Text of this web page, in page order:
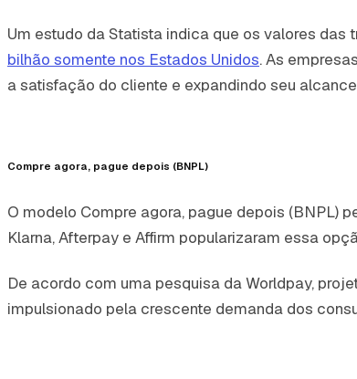
Um estudo da Statista indica que os valores
bilhão somente nos Estados Unidos. As
a satisfação do cliente e expandindo seu
Compre agora, pague depois (BNPL)
O modelo Compre agora, pague depois (BNPL)
Klarna, Afterpay e Affirm popularizaram essa
De acordo com uma pesquisa da Worldpay,
impulsionado pela crescente demanda dos